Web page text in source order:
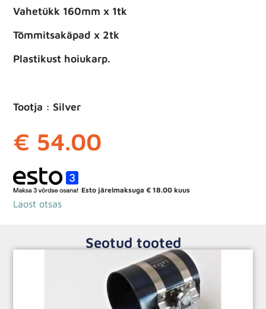
Vahetükk 160mm x 1tk
Tõmmitsakäpad x 2tk
Plastikust hoiukarp.
Tootja : Silver
€ 54.00
Esto järelmaksuga€ 18.00 kuus
Laost otsas
Seotud tooted